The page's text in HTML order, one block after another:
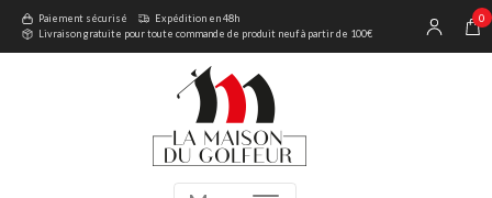
Paiement sécurisé
Expédition en 48h
Livraison gratuite pour toute commande de produit neuf à partir de 100€
0